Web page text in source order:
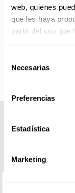
web, quienes
que les haya
partir del uso que
Necesarias
Preferencias
Estadística
Marketing
partir de la fecha
IMPORTANTE
bordados y